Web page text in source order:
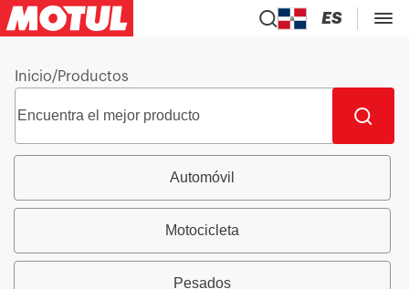
ES
Inicio/Productos
Automóvil
Motocicleta
Pesados